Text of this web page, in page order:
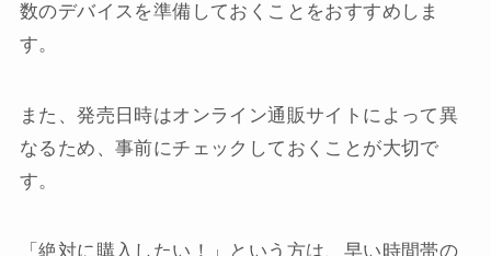
数のデバイスを準備しておくことをおすすめしま
す。
また、発売日時はオンライン通販サイトによって異
なるため、事前にチェックしておくことが大切で
す。
「絶対に購入したい！」という方は、早い時間帯の